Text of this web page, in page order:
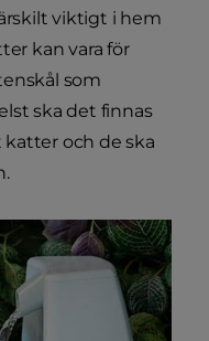
viktigt i hem
kan vara för
som
ska det finnas
och de ska